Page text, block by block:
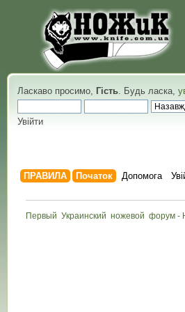
Ласкаво просимо, Гість. Будь ласка,
Увійти
ПРАВИЛА Початок Допомога
Первый  Украинский  ножевой  форум